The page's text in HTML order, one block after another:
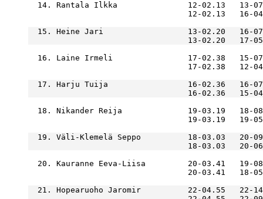
14. Rantala Ilkka               12-02.13   13-
15. Heine Jari                  13-02.20   16-
16. Laine Irmeli                17-02.38   15-
17. Harju Tuija                 16-02.36   16-
18. Nikander Reija              19-03.19   18-
19. Väli-Klemelä Seppo          18-03.03   20-
20. Kauranne Eeva-Liisa         20-03.41   19-
21. Hopearuoho Jaromir          22-04.55   22-